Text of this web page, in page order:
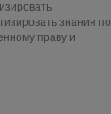
знания по
праву и